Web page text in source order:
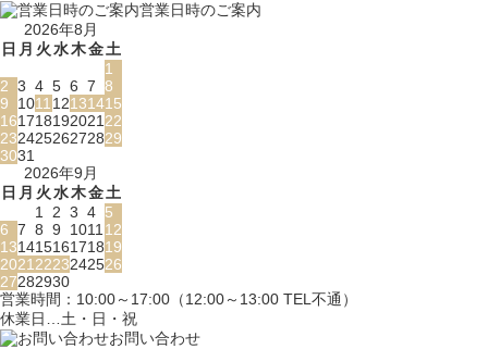
営業日時のご案内
2026年8月
日 月 火水木金土
1
2 3 4 5 6 7 8
9
101112131415
16171819202122
23242526272829
3031
2026年9月
日 月 火水木金土
1 2 3 4 5
6 7 8 9 101112
13141516171819
20212223242526
27282930
営業時間：10:00～17:00（12:00～13:00 TEL不通）
休業日…土・日・祝
お問い合わせ